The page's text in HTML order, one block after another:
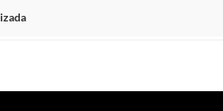
estado, con todas sus etiquetas,